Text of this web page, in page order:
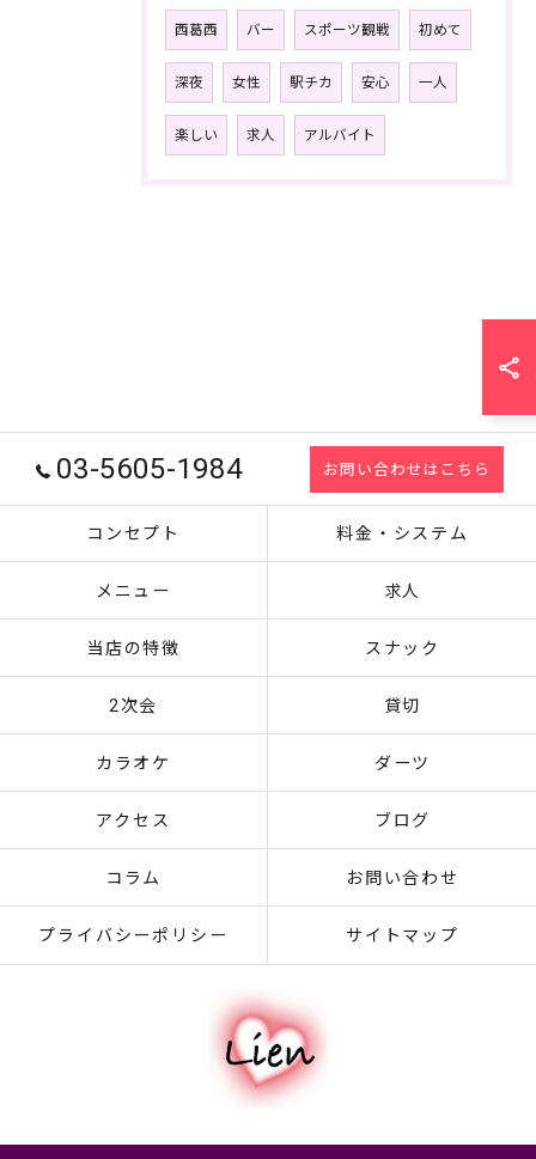
西葛西 バー スポーツ観戦 初めて
深夜 女性 駅チカ 安心 一人
楽しい 求人 アルバイト
03-5605-1984 お問い合わせはこちら
コンセプト 料金・システム
メニュー 求人
当店の特徴 スナック
2次会 貸切
カラオケ ダーツ
アクセス ブログ
コラム お問い合わせ
プライバシーポリシー サイトマップ